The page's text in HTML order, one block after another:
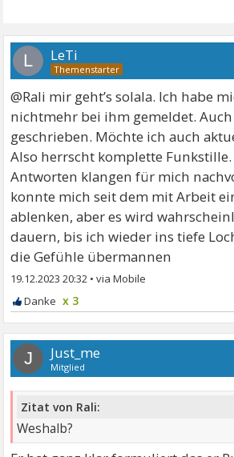
L LeTi
@Rali mir geht’s solala. Ich habe
nichtmehr bei ihm gemeldet.
geschrieben. Möchte ich auch
Also herrscht komplette Funkstille.
Antworten klangen für mich
konnte mich seit dem mit Arbeit
ablenken, aber es wird
dauern, bis ich wieder ins tiefe
die Gefühle übermannen
19.12.2023 20:32 •
x 3
J Just_me
Mitglied
Zitat von Rali:
Weshalb?